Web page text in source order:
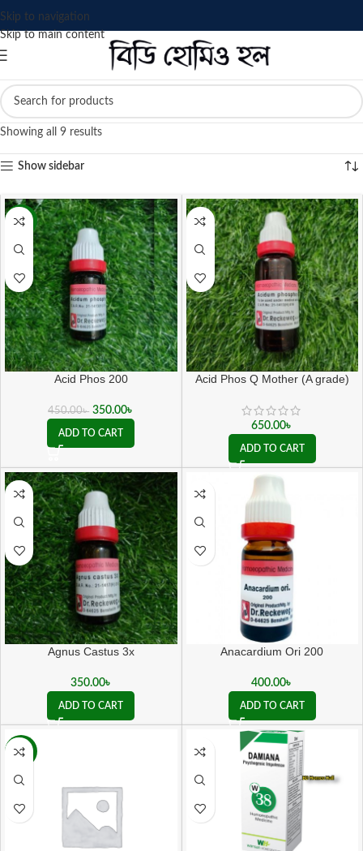
Skip to navigation
Skip to main content
Showing all 9 results
Show sidebar
-22%
Acid Phos 200
450.00৳ 350.00৳
ADD TO CART
Acid Phos Q Mother (A grade)
650.00৳
ADD TO CART
Agnus Castus 3x
350.00৳
ADD TO CART
Anacardium Ori 200
400.00৳
ADD TO CART
-3%